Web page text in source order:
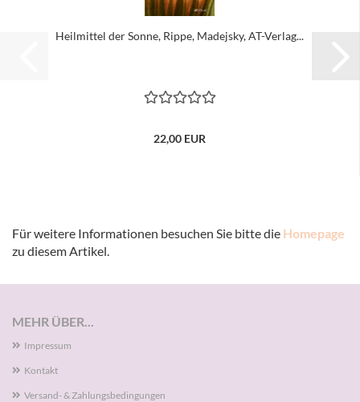
Heilmittel der Sonne, Rippe, Madejsky, AT-Verlag...
22,00 EUR
Für weitere Informationen besuchen Sie bitte die Homepage
zu diesem Artikel.
MEHR ÜBER...
Impressum
Kontakt
Versand- & Zahlungsbedingungen